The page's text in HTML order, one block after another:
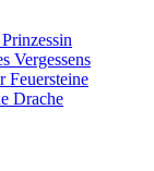
Vergessens
Feuersteine
Drache